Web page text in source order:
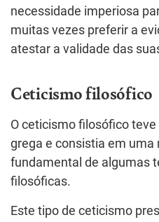
necessidade imperiosa
muitas vezes preferir a
atestar a validade das
Ceticismo filosófico
O ceticismo filosófico
grega e consistia em uma
fundamental de algumas
filosóficas.
Este tipo de ceticismo